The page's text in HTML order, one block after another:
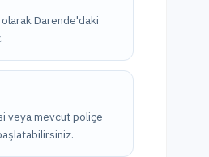
Darende'daki
veya mevcut poliçe